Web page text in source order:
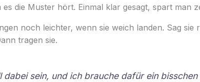
die Muster hört. Einmal klar gesagt, spart man
noch leichter, wenn sie weich landen. Sag sie
tragen sie.
dabei sein, und ich brauche dafür ein bisschen